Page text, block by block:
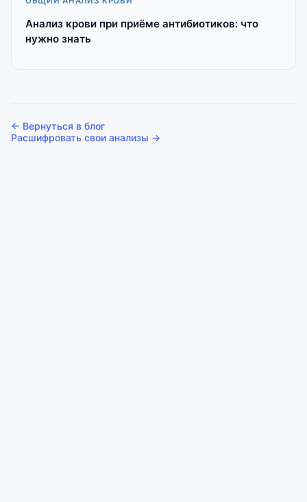
Анализ крови при приёме антибиотиков: что
нужно знать
← Вернуться в блог
Расшифровать свои анализы →